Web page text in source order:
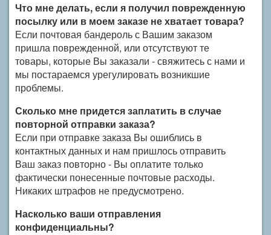
Что мне делать, если я получил поврежденную
посылку или в моем заказе не хватает товара?
Если почтовая бандероль с Вашим заказом
пришла поврежденной, или отсутствуют те
товары, которые Вы заказали - свяжитесь с нами и
мы постараемся урегулировать возникшие
проблемы.
Сколько мне придется заплатить в случае
повторной отправки заказа?
Если при отправке заказа Вы ошиблись в
контактных данных и нам пришлось отправить
Ваш заказ повторно - Вы оплатите только
фактически понесенные почтовые расходы.
Никаких штрафов не предусмотрено.
Насколько ваши отправления
конфиденциальны?